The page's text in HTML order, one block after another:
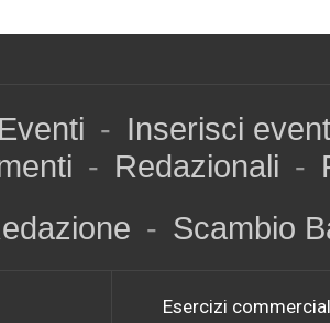
Eventi - Inserisci
- Redazionali -
- Scambio
Esercizi